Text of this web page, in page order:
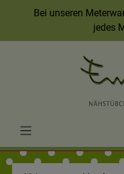
Bei unseren
jedes